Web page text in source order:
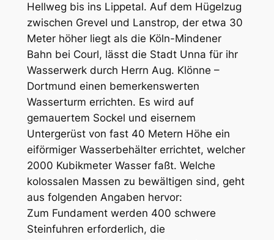
Hellweg bis ins Lippetal. Auf dem Hügelzug
zwischen Grevel und Lanstrop, der etwa 30
Meter höher liegt als die Köln-Mindener
Bahn bei Courl, lässt die Stadt Unna für ihr
Wasserwerk durch Herrn Aug. Klönne –
Dortmund einen bemerkenswerten
Wasserturm errichten. Es wird auf
gemauertem Sockel und eisernem
Untergerüst von fast 40 Metern Höhe ein
eiförmiger Wasserbehälter errichtet, welcher
2000 Kubikmeter Wasser faßt. Welche
kolossalen Massen zu bewältigen sind, geht
aus folgenden Angaben hervor:
Zum Fundament werden 400 schwere
Steinfuhren erforderlich, die